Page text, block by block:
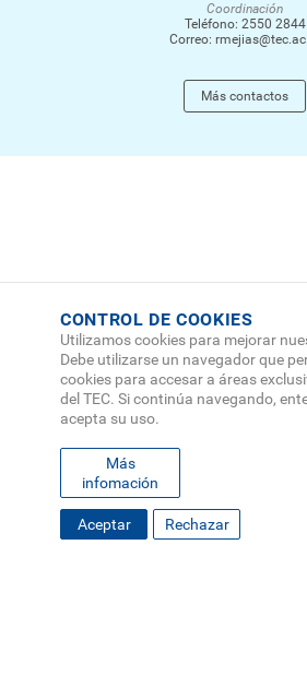
Coordinación
Teléfono: 2550 2844
Correo:
Más contactos
CONTROL DE COOKIES
Utilizamos cookies para mejorar
Debe utilizarse un navegador que
cookies para accesar a áreas
del TEC. Si continúa navegando,
acepta su uso.
Más
infomación
Aceptar Rechazar